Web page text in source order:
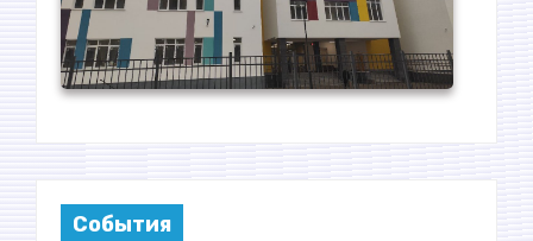
События